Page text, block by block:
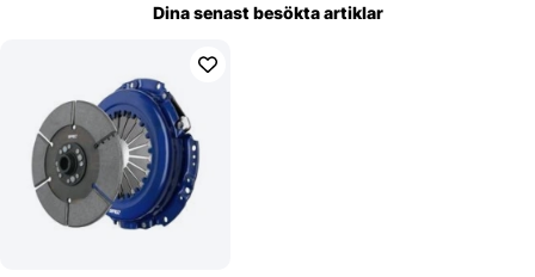
Dina senast besökta artiklar